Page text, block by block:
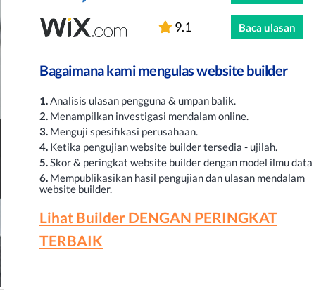
9.1 Baca ulasan
Bagaimana kami mengulas website builder
1.Analisis ulasan pengguna & umpan balik.
2. Menampilkan investigasi mendalam online.
3. Menguji spesifikasi perusahaan.
4. Ketika pengujian website builder tersedia - ujilah.
5.Skor & peringkat website builder dengan model ilmu data
6. Mempublikasikan hasil pengujian dan ulasan mendalam
website builder.
Lihat Builder DENGAN PERINGKAT
TERBAIK